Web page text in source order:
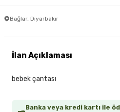
Bağlar, Diyarbakır
Banka veya kredi kartı ile
İlan Açıklaması
bebek çantası